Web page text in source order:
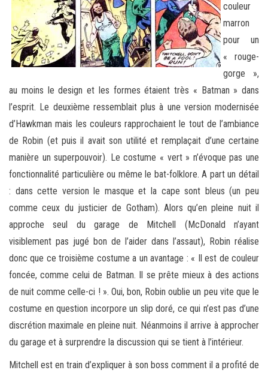
couleur
marron
pour un
« rouge-
gorge »,
au moins le design et les formes étaient très « Batman » dans
l’esprit. Le deuxième ressemblait plus à une version modernisée
d’Hawkman mais les couleurs rapprochaient le tout de l’ambiance
de Robin (et puis il avait son utilité et remplaçait d’une certaine
manière un superpouvoir). Le costume « vert » n’évoque pas une
fonctionnalité particulière ou même le bat-folklore. A part un détail
: dans cette version le masque et la cape sont bleus (un peu
comme ceux du justicier de Gotham). Alors qu’en pleine nuit il
approche seul du garage de Mitchell (McDonald n’ayant
visiblement pas jugé bon de l’aider dans l’assaut), Robin réalise
donc que ce troisième costume a un avantage : « Il est de couleur
foncée, comme celui de Batman. Il se prête mieux à des actions
de nuit comme celle-ci ! ». Oui, bon, Robin oublie un peu vite que le
costume en question incorpore un slip doré, ce qui n’est pas d’une
discrétion maximale en pleine nuit. Néanmoins il arrive à approcher
du garage et à surprendre la discussion qui se tient à l’intérieur.
Mitchell est en train d’expliquer à son boss comment il a profité de